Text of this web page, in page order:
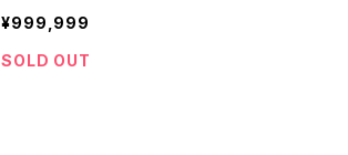
¥999,999
SOLD OUT